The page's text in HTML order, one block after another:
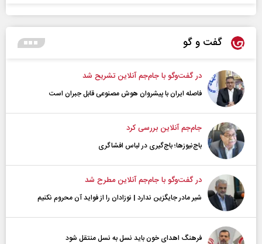
گفت و گو
در گفت‌و‌گو با جام‌جم آنلاین تشریح شد
فاصله ایران با پیشرو‌ان هوش مصنوعی قابل جبران است
جام‌جم آنلاین بررسی کرد
باج‌نیوزها؛ باج‌گیری در لباس افشاگری
در گفت‌و‌گو با جام‌جم آنلاین مطرح شد
شیر مادر جایگزین ندارد | نوزادان را از فواید آن محروم نکنیم
فرهنگ اهدای خون باید نسل به نسل منتقل شود